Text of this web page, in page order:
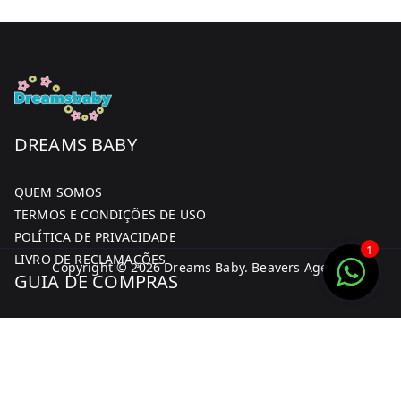
DREAMS BABY
QUEM SOMOS
TERMOS E CONDIÇÕES DE USO
POLÍTICA DE PRIVACIDADE
LIVRO DE RECLAMAÇÕES
GUIA DE COMPRAS
Copyright © 2026Dreams Baby. Beavers Agency
1